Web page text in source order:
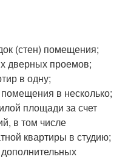
(стен) помещения;
дверных проемов;
в одну;
в несколько;
площади за счет
в том числе
квартиры в студию;